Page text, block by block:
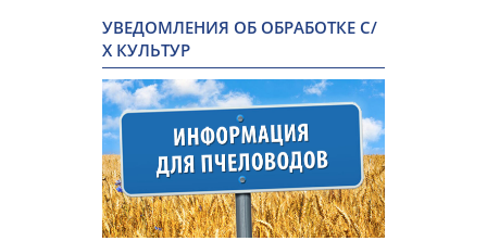
УВЕДОМЛЕНИЯ ОБ ОБРАБОТКЕ С/
Х КУЛЬТУР